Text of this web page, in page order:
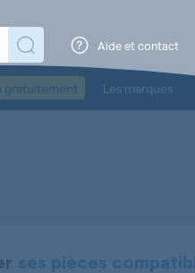
Aide et contact
gratuitement Les marques
ses pièces